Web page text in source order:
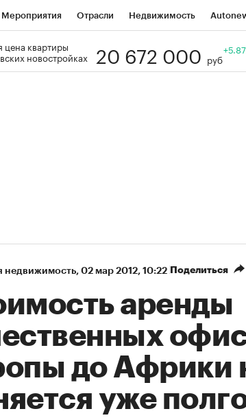
Мероприятия Отрасли Недвижимость
цена квартиры
новостройках
20 672 000 руб
недвижимость⁠, 02 мар 2012, 10:22 Поделиться
аренды
до Африки
уже